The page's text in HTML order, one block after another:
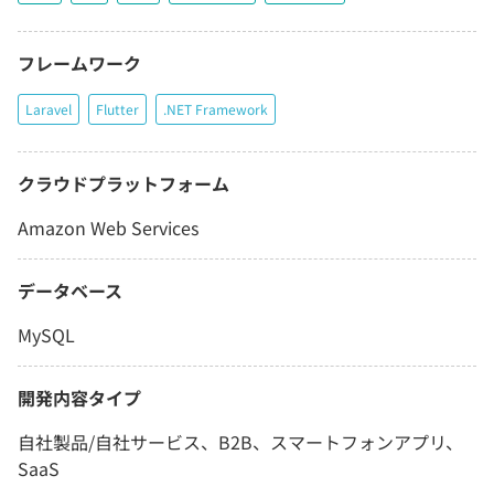
フレームワーク
Laravel Flutter .NET Framework
クラウドプラットフォーム
Amazon Web Services
データベース
MySQL
開発内容タイプ
自社製品/自社サービス、B2B、スマートフォンアプリ、
SaaS